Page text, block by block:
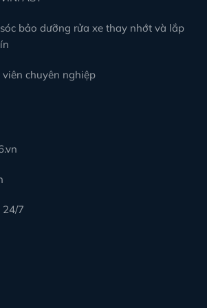
bảo dưỡng rửa xe thay nhớt và lắp
chuyên nghiệp
7